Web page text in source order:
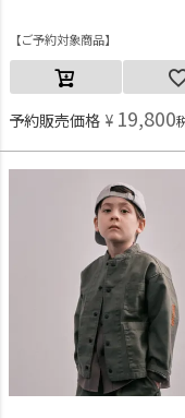
ご予約対象商品
予約販売価格 ¥ 19,800